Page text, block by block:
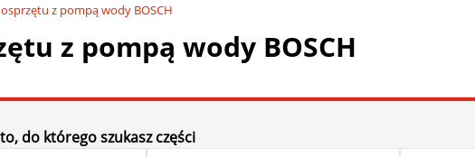
z pompą wody BOSCH
z pompą wody BOSCH
do którego szukasz części